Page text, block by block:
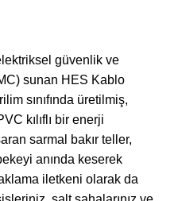
güvenlik ve
sunan HES Kablo
sınıfında üretilmiş,
kılıflı bir enerji
sarmal bakır teller,
anında keserek
iletkeni olarak da